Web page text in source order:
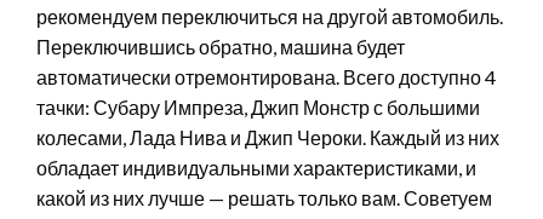
рекомендуем переключиться на другой автомобиль.
Переключившись обратно, машина будет
автоматически отремонтирована. Всего доступно 4
тачки: Субару Импреза, Джип Монстр с большими
колесами, Лада Нива и Джип Чероки. Каждый из них
обладает индивидуальными характеристиками, и
какой из них лучше — решать только вам. Советуем